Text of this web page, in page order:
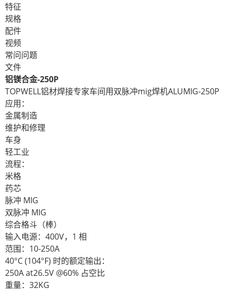
特征
规格
配件
视频
常问问题
文件
铝镁合金-250P
TOPWELL铝材焊接专家车间用双脉冲mig焊机ALUMIG-250P
应用：
金属制造
维护和修理
车身
轻工业
流程：
米格
药芯
脉冲 MIG
双脉冲 MIG
综合格斗（棒）
输入电源：400V，1 相
范围：10-250A
40°C (104°F) 时的额定输出：
250A at26.5V @60% 占空比
重量：32KG